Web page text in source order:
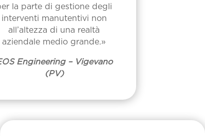
la parte di gestione degli
interventi manutentivi non
all’altezza di una realtà
aziendale medio grande.»
Engineering – Vigevano
(PV)